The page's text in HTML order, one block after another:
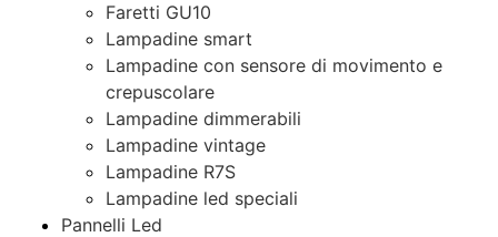
Faretti GU10
Lampadine smart
Lampadine con sensore di movimento e
crepuscolare
Lampadine dimmerabili
Lampadine vintage
Lampadine R7S
Lampadine led speciali
Pannelli Led